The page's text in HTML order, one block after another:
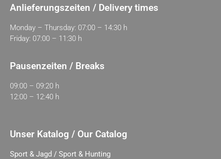
Anlieferungszeiten / Delivery times
Monday – Thursday: 07:00 – 14:30 h
Friday: 07:00 – 11:30 h
Pausenzeiten / Breaks
09:00 – 09:20 h
12:00 – 12:40 h
Unser Katalog / Our Catalog
Sport & Jagd / Sport & Hunting